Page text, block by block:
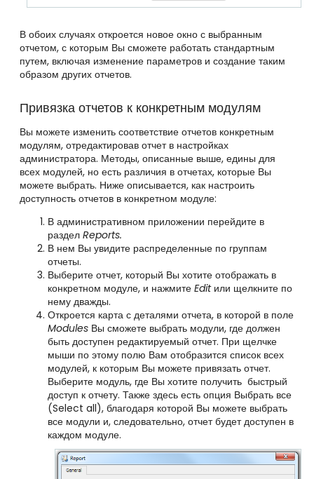
В обоих случаях откроется новое окно с выбранным
отчетом, с которым Вы сможете работать стандартным
путем, включая изменение параметров и создание таким
образом других отчетов.
Привязка отчетов к конкретным модулям
Вы можете изменить соответствие отчетов конкретным
модулям, отредактировав отчет в настройках
администратора. Методы, описанные выше, едины для
всех модулей, но есть различия в отчетах, которые Вы
можете выбрать. Ниже описывается, как настроить
доступность отчетов в конкретном модуле:
В административном приложении перейдите в
раздел Reports.
В нем Вы увидите распределенные по группам
отчеты.
Выберите отчет, который Вы хотите отображать в
конкретном модуле, и нажмите Edit или щелкните по
нему дважды.
Откроется карта с деталями отчета, в которой в поле
Modules Вы сможете выбрать модули, где должен
быть доступен редактируемый отчет. При щелчке
мыши по этому полю Вам отобразится список всех
модулей, к которым Вы можете привязать отчет.
Выберите модуль, где Вы хотите получить быстрый
доступ к отчету. Также здесь есть опция Выбрать все
(Select all), благодаря которой Вы можете выбрать
все модули и, следовательно, отчет будет доступен в
каждом модуле.